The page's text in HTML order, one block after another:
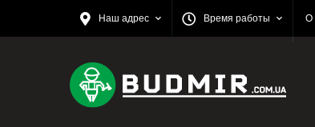
Наш адрес Время работы О